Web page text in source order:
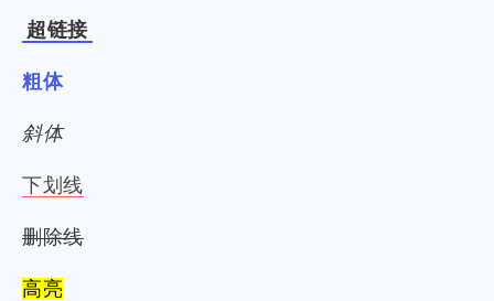
超链接
粗体
斜体
下划线
删除线
高亮